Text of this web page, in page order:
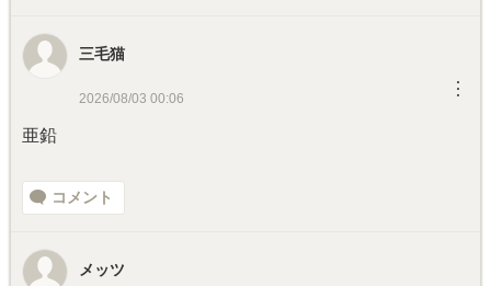
三毛猫
2026/08/03 00:06 ︙
亜鉛
コメント
メッツ